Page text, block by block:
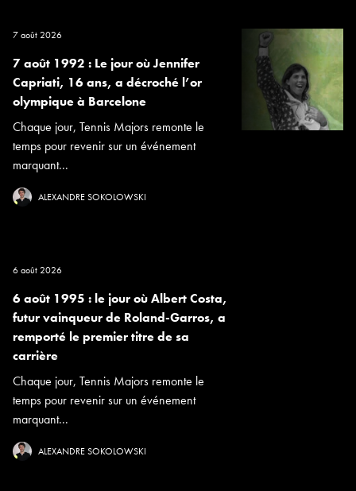
7 août 2026
7 août 1992 : Le jour où Jennifer
Capriati, 16 ans, a décroché l’or
olympique à Barcelone
Chaque jour, Tennis Majors remonte le
temps pour revenir sur un événement
marquant...
ALEXANDRE SOKOLOWSKI
6 août 2026
6 août 1995 : le jour où Albert Costa,
futur vainqueur de Roland-Garros, a
remporté le premier titre de sa
carrière
Chaque jour, Tennis Majors remonte le
temps pour revenir sur un événement
marquant...
ALEXANDRE SOKOLOWSKI